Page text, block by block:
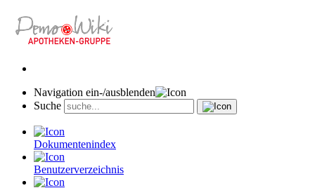
Navigation ein-/ausblenden
Suche
Dokumentenindex
Benutzerverzeichnis